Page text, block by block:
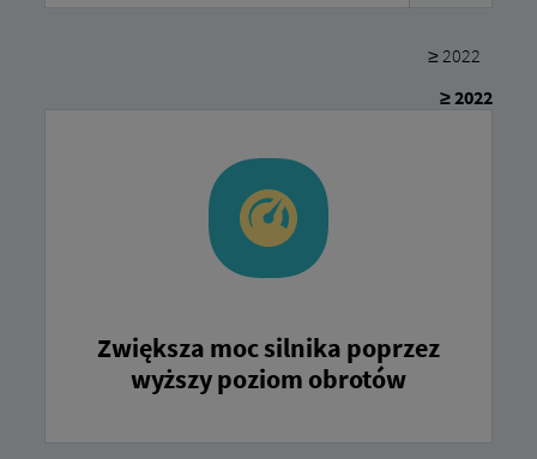
≥ 2022
≥ 2022
Zwiększa moc silnika poprzez
wyższy poziom obrotów